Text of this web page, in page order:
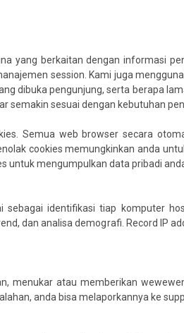
yang berkaitan dengan informasi
session. Kami juga
dibuka pengunjung, serta berapa
semakin sesuai dengan kebutuhan
Semua web browser secara
cookies memungkinkan anda
untuk mengumpulkan data pribadi
sebagai identifikasi tiap komputer
dan analisa demografi. Record IP
menukar atau memberikan
anda bisa melaporkannya ke